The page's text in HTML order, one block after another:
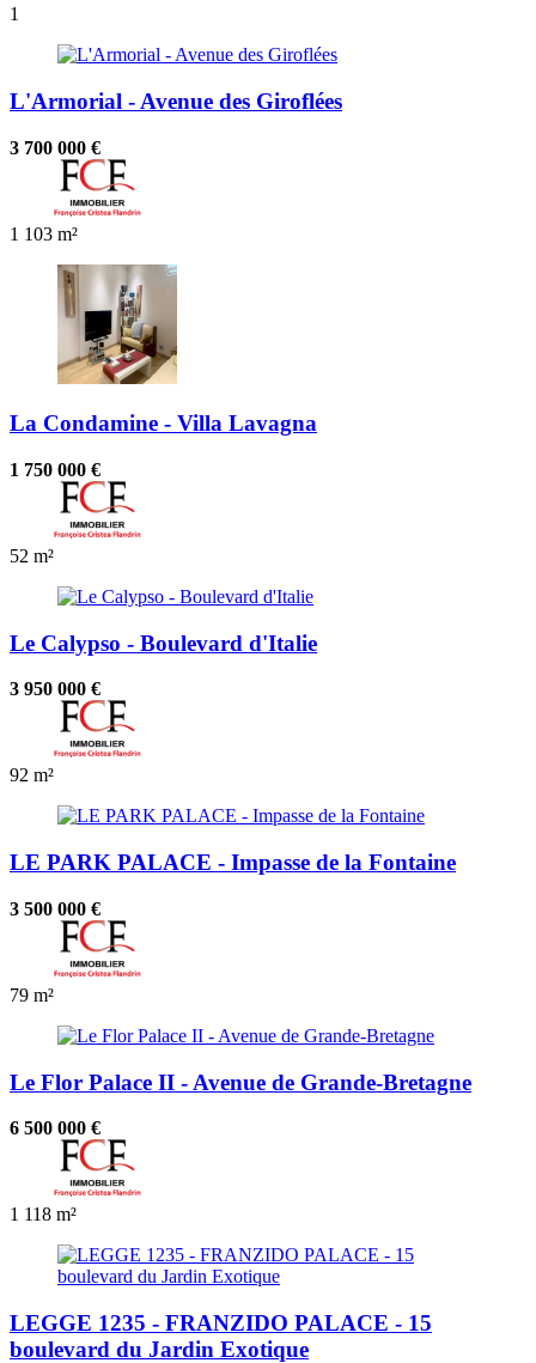
1
L'Armorial - Avenue des Giroflées
3 700 000 €
1 103 m²
La Condamine - Villa Lavagna
1 750 000 €
52 m²
Le Calypso - Boulevard d'Italie
3 950 000 €
92 m²
LE PARK PALACE - Impasse de la Fontaine
3 500 000 €
79 m²
Le Flor Palace II - Avenue de Grande-Bretagne
6 500 000 €
1 118 m²
LEGGE 1235 - FRANZIDO PALACE - 15
boulevard du Jardin Exotique